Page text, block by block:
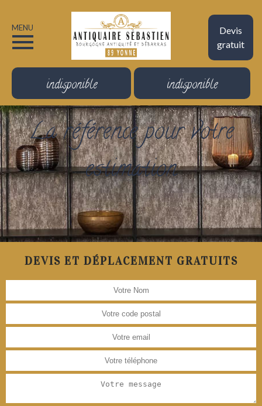
Devis
gratuit
MENU
indisponible indisponible
La référence pour votre
estimation
DEVIS ET DÉPLACEMENT GRATUITS